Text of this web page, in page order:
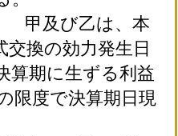
甲及び乙は、本
交換の効力発生日
算期に生ずる利益
限度で決算期日現